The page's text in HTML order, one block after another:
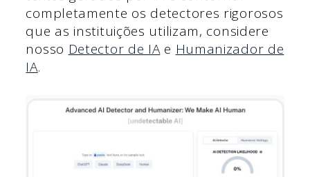
completamente os detectores rigorosos
que as instituições utilizam, considere
nosso Detector de IAe Humanizador de
IA.